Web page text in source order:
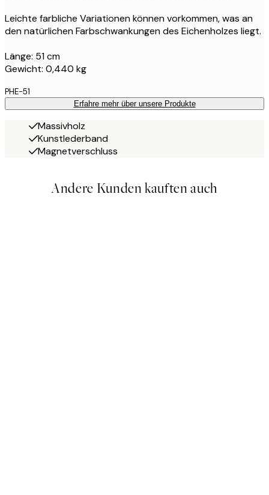
Leichte farbliche Variationen können vorkommen, was an
den natürlichen Farbschwankungen des Eichenholzes liegt.
Länge: 51 cm
Gewicht: 0,440 kg
PHE-51
Erfahre mehr über unsere Produkte
Massivholz
Kunstlederband
Magnetverschluss
Andere Kunden kauften auch